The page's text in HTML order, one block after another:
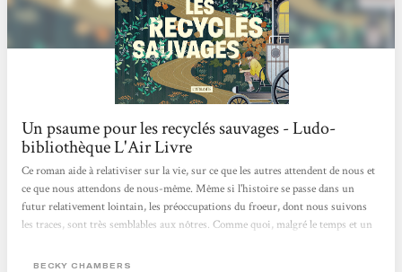
Un psaume pour les recyclés sauvages - Ludo-
bibliothèque L'Air Livre
Ce roman aide à relativiser sur la vie, sur ce que les autres attendent de nous et
ce que nous attendons de nous-même. Même si l'histoire se passe dans un
futur relativement lointain, les préoccupations du froeur, dont nous suivons
les traces, sont très semblables aux nôtres. Comme quoi, malgré le temps et un
fiction pleine de positivité qui se lit d’une traite ! (Et qui me donne d'ailleurs
BECKY CHAMBERS